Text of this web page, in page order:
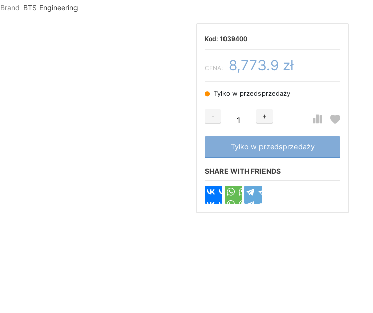
Brand BTS Engineering
1039400
CENA: 8,773.9 zł
Tylko w przedsprzedaży
-
+
Добавляется...
Tylko w przedsprzedaży
Добавлен
SHARE WITH FRIENDS